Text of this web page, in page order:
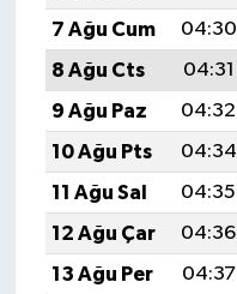
7 Ağu Cum
04:30
8 Ağu Cts
04:31
9 Ağu Paz
04:32
10 Ağu Pts
04:34
11 Ağu Sal
04:35
12 Ağu Çar
04:36
13 Ağu Per
04:37